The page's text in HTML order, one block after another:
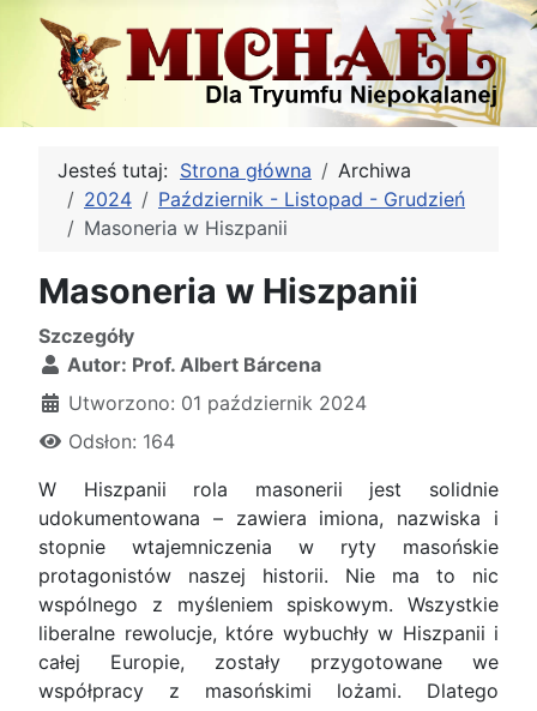
Jesteś tutaj: Strona główna
Archiwa
2024
Październik - Listopad - Grudzień
Masoneria w Hiszpanii
Masoneria w Hiszpanii
Szczegóły
Autor: Prof. Albert Bárcena
Utworzono: 01 październik 2024
Odsłon: 164
W Hiszpanii rola masonerii jest solidnie
udokumentowana – zawiera imiona, nazwiska i
stopnie wtajemniczenia w ryty masońskie
protagonistów naszej historii. Nie ma to nic
wspólnego z myśleniem spiskowym. Wszystkie
liberalne rewolucje, które wybuchły w Hiszpanii i
całej Europie, zostały przygotowane we
współpracy z masońskimi lożami. Dlatego